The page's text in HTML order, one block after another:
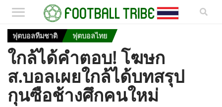
ฟุตบอลทีมชาติ ฟุตบอลไทย
ใกล้ได้คำตอบ! โฆษก
ส.บอลเผยใกล้ได้บทสรุป
กุนซือช้างศึกคนใหม่